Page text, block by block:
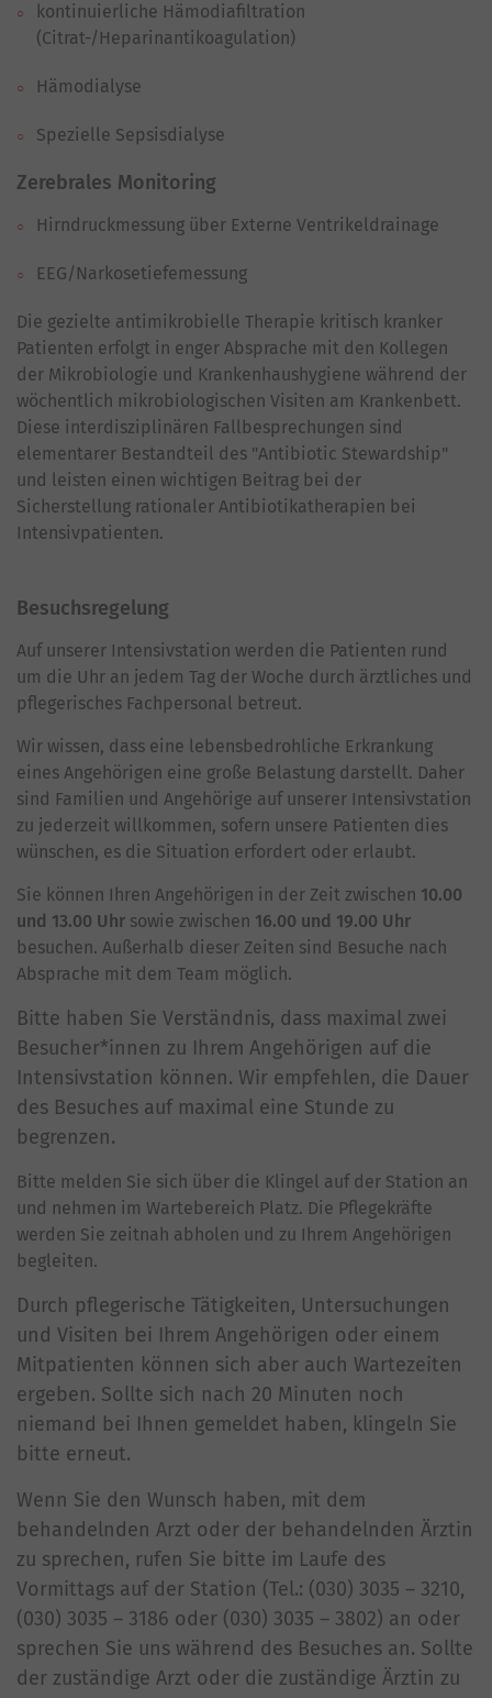
kontinuierliche Hämodiafiltration
(Citrat-/Heparinantikoagulation)
Hämodialyse
Spezielle Sepsisdialyse
Zerebrales Monitoring
Hirndruckmessung über Externe Ventrikeldrainage
EEG/Narkosetiefemessung
Die gezielte antimikrobielle Therapie kritisch kranker
Patienten erfolgt in enger Absprache mit den Kollegen
der Mikrobiologie und Krankenhaushygiene während der
wöchentlich mikrobiologischen Visiten am Krankenbett.
Diese interdisziplinären Fallbesprechungen sind
elementarer Bestandteil des "Antibiotic Stewardship"
und leisten einen wichtigen Beitrag bei der
Sicherstellung rationaler Antibiotikatherapien bei
Intensivpatienten.
Besuchsregelung
Auf unserer Intensivstation werden die Patienten rund
um die Uhr an jedem Tag der Woche durch ärztliches und
pflegerisches Fachpersonal betreut.
Wir wissen, dass eine lebensbedrohliche Erkrankung
eines Angehörigen eine große Belastung darstellt. Daher
sind Familien und Angehörige auf unserer Intensivstation
zu jederzeit willkommen, sofern unsere Patienten dies
wünschen, es die Situation erfordert oder erlaubt.
Sie können Ihren Angehörigen in der Zeit zwischen 10.00
und 13.00 Uhr sowie zwischen 16.00 und 19.00 Uhr
besuchen. Außerhalb dieser Zeiten sind Besuche nach
Absprache mit dem Team möglich.
Bitte haben Sie Verständnis, dass maximal zwei
Besucher*innen zu Ihrem Angehörigen auf die
Intensivstation können. Wir empfehlen, die Dauer
des Besuches auf maximal eine Stunde zu
begrenzen.
Bitte melden Sie sich über die Klingel auf der Station an
und nehmen im Wartebereich Platz. Die Pflegekräfte
werden Sie zeitnah abholen und zu Ihrem Angehörigen
begleiten.
Durch pflegerische Tätigkeiten, Untersuchungen
und Visiten bei Ihrem Angehörigen oder einem
Mitpatienten können sich aber auch Wartezeiten
ergeben. Sollte sich nach 20 Minuten noch
niemand bei Ihnen gemeldet haben, klingeln Sie
bitte erneut.
Wenn Sie den Wunsch haben, mit dem
behandelnden Arzt oder der behandelnden Ärztin
zu sprechen, rufen Sie bitte im Laufe des
Vormittags auf der Station (Tel.: (030) 3035 – 3210,
(030) 3035 – 3186 oder (030) 3035 – 3802) an oder
sprechen Sie uns während des Besuches an. Sollte
der zuständige Arzt oder die zuständige Ärztin zu